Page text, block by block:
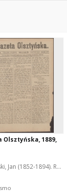
Olsztyńska, 1889,
Jan (1852-1894). Red.